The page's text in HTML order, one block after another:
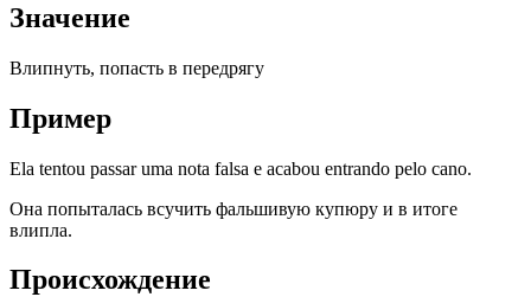
Значение
Влипнуть, попасть в передрягу
Пример
Ela tentou passar uma nota falsa e acabou entrando pelo cano.
Она попыталась всучить фальшивую купюру и в итоге
влипла.
Происхождение